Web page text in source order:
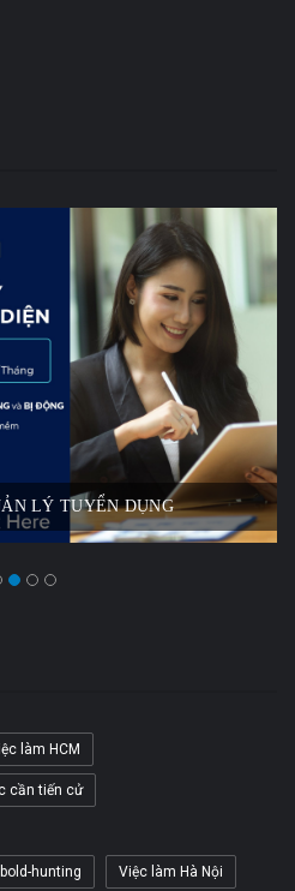
LÝ TUYỂN DỤNG
làm HCM
cần tiến cử
hunting Việc làm Hà Nội